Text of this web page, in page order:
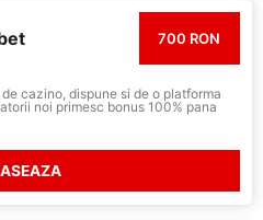
700 RON
cazino, dispune si de o platforma
noi primesc bonus 100% pana